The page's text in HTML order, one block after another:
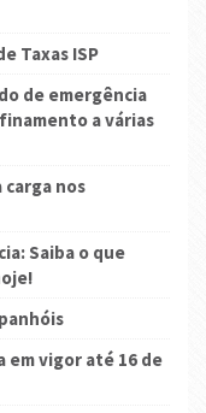
Taxas ISP
de emergência
a várias
nos
Saiba o que
em vigor até 16 de